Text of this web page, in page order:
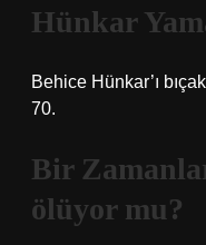
Hünkar
Behice Hünkar’ı
70.
Bir
ölüyor mu?